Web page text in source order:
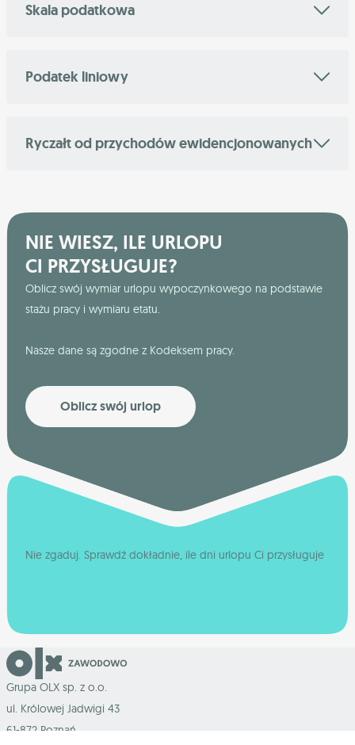
Skala podatkowa
Podatek liniowy
Ryczałt od przychodów ewidencjonowanych
NIE WIESZ, ILE URLOPU
CI PRZYSŁUGUJE?
Oblicz swój wymiar urlopu wypoczynkowego na podstawie
stażu pracy i wymiaru etatu.
Nasze dane są zgodne z Kodeksem pracy.
Oblicz swój urlop
Nie zgaduj. Sprawdź dokładnie, ile dni urlopu Ci przysługuje
Grupa OLX sp. z o.o.
ul. Królowej Jadwigi 43
61-872 Poznań